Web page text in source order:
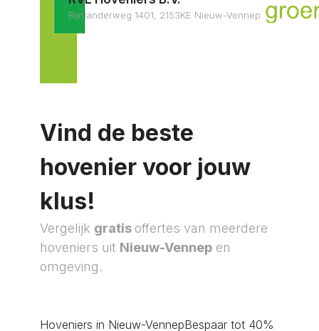
Rijnlanderweg 1401, 2153KE Nieuw-Vennep
Vind de beste
hovenier voor jouw
klus!
Vergelijk gratis offertes van meerdere
hoveniers uit Nieuw-Vennep en
omgeving.
Hoveniers in Nieuw-VennepBespaar tot 40%